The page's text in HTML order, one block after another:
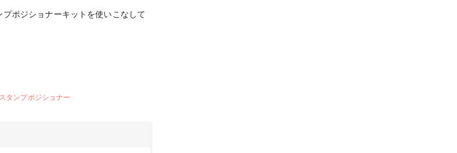
ポジショナーキットを使いこなして
スタンプポジショナー